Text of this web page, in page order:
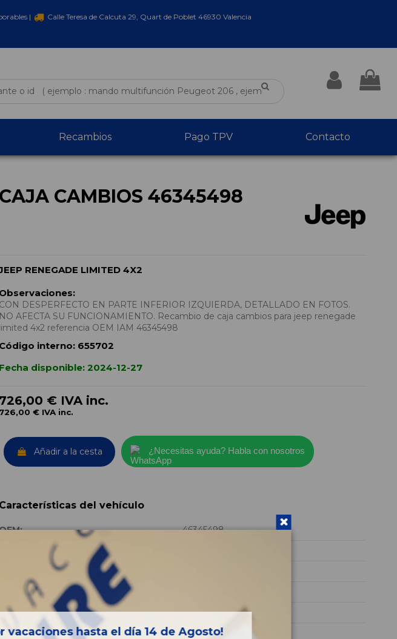
|
Calle Teresa de Calcuta 29, Quart de Poblet 46930 Valencia
Recambios Pago TPV Contacto
CAJA CAMBIOS 46345498
RENEGADE LIMITED 4X2
Observaciones:
CON DESPERFECTO EN PARTE INFERIOR IZQUIERDA, DETALLADO EN FOTOS.
NO AFECTA SU FUNCIONAMIENTO. Recambio de caja cambios para jeep renegade
limited 4x2 referencia OEM IAM 46345498
Código interno: 655702
Fecha disponible: 2024-12-27
726,00 € IVA inc.
726,00 € IVA inc.
Añadir a la cesta ¿Necesitas ayuda? Habla con nosotros
Características del vehículo
46345498
Año fabricación
Código motor
Kilometraje
1C4NJCA3XMPN08941
ROJO
vacaciones hasta el día 14 de Agosto!